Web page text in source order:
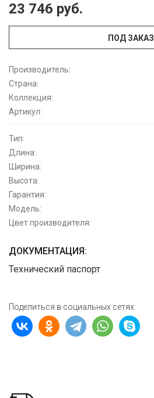
23 746 руб.
ПОД ЗАКАЗ
Производитель:
Страна:
Коллекция:
Артикул:
Тип:
Длина:
Ширина:
Высота:
Гарантия:
Модель:
Цвет производителя:
ДОКУМЕНТАЦИЯ:
Технический паспорт
Поделиться в социальных сетях: